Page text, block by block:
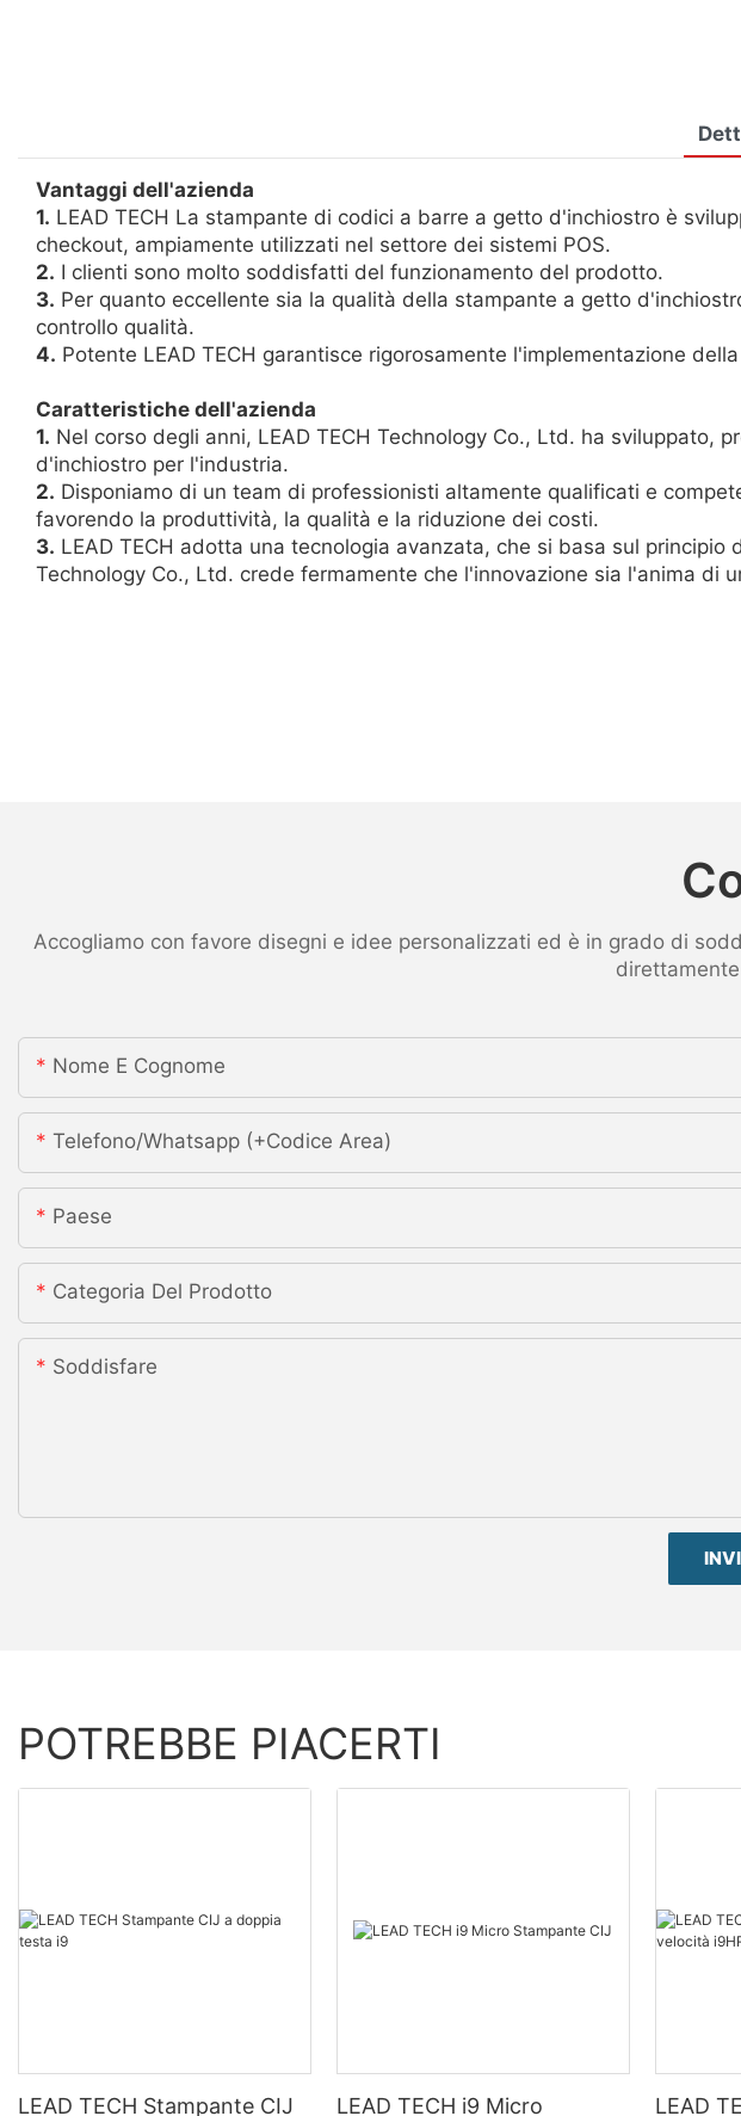
Vantaggi dell'azienda
1. LEAD TECH La stampante di codici a barre a getto d'inchiostro è
checkout, ampiamente utilizzati nel settore dei sistemi POS.
2. I clienti sono molto soddisfatti del funzionamento del prodotto.
3. Per quanto eccellente sia la qualità della stampante a getto
controllo qualità.
4. Potente LEAD TECH garantisce rigorosamente l'implementazione
Caratteristiche dell'azienda
1. Nel corso degli anni, LEAD TECH Technology Co., Ltd. ha
d'inchiostro per l'industria.
2. Disponiamo di un team di professionisti altamente qualificati e
favorendo la produttività, la qualità e la riduzione dei costi.
3. LEAD TECH adotta una tecnologia avanzata, che si basa sul
Technology Co., Ltd. crede fermamente che l'innovazione sia l'anima di
Accogliamo con favore disegni e idee personalizzati ed è in grado di
Nome E Cognome
Telefono/whatsapp (+codice Area)
Paese
Categoria Del Prodotto
Soddisfare
POTREBBE PIACERTI
LEAD TECH Stampante CIJ
LEAD TECH i9 Micro
LEAD